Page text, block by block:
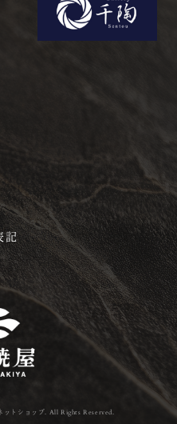
記
トショップ. All Rights Reserved.